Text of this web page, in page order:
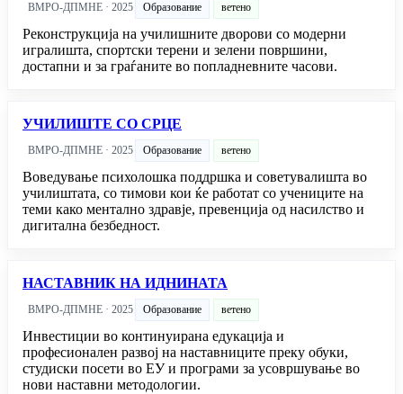
ВМРО-ДПМНЕ · 2025 Образование ветено
Реконструкција на училишните дворови со модерни
игралишта, спортски терени и зелени површини,
достапни и за граѓаните во попладневните часови.
УЧИЛИШТЕ СО СРЦЕ
ВМРО-ДПМНЕ · 2025 Образование ветено
Воведување психолошка поддршка и советувалишта во
училиштата, со тимови кои ќе работат со учениците на
теми како ментално здравје, превенција од насилство и
дигитална безбедност.
НАСТАВНИК НА ИДНИНАТА
ВМРО-ДПМНЕ · 2025 Образование ветено
Инвестиции во континуирана едукација и
професионален развој на наставниците преку обуки,
студиски посети во ЕУ и програми за усовршување во
нови наставни методологии.